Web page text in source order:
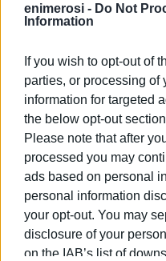
enimerosi - Do Not
Information
If you wish to opt-out of
parties, or processing of
information for targeted
the below opt-out
Please note that after
processed you may
ads based on personal
personal information
your opt-out. You may
disclosure of your
on the IAB’s list of